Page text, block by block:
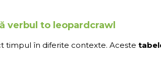
verbul to leopardcrawl
timpul în diferite contexte. Aceste